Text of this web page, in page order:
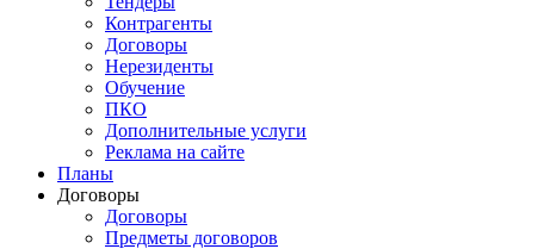
Контрагенты
Договоры
Нерезиденты
Обучение
ПКО
Дополнительные услуги
Реклама на сайте
Планы
Договоры
Договоры
Предметы договоров